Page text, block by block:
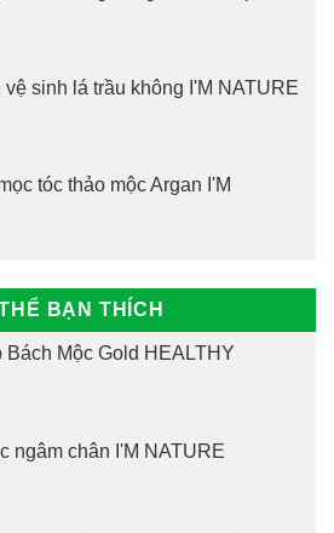
vệ sinh lá trầu không I'M NATURE
tóc thảo mộc Argan I'M
BẠN THÍCH
Mộc Gold HEALTHY
ngâm chân I'M NATURE